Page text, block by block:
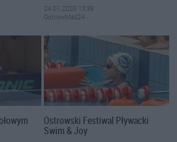
24.01.2020 13:39
OstrowMaz24
Ostrowski Festiwal Pływacki
Swim & Joy